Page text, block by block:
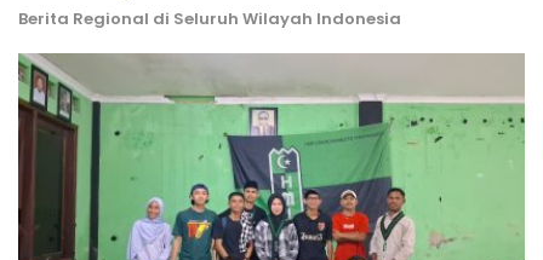
Berita Regional di Seluruh Wilayah Indonesia